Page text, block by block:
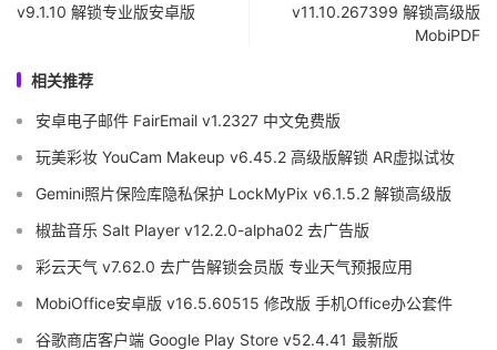
v9.1.10 解锁专业版安卓版
v11.10.267399 解锁高级版
MobiPDF
相关推荐
安卓电子邮件 FairEmail v1.2327 中文免费版
玩美彩妆 YouCam Makeup v6.45.2 高级版解锁 AR虚拟试妆
Gemini照片保险库隐私保护 LockMyPix v6.1.5.2 解锁高级版
椒盐音乐 Salt Player v12.2.0-alpha02 去广告版
彩云天气 v7.62.0 去广告解锁会员版 专业天气预报应用
MobiOffice安卓版 v16.5.60515 修改版 手机Office办公套件
谷歌商店客户端 Google Play Store v52.4.41 最新版